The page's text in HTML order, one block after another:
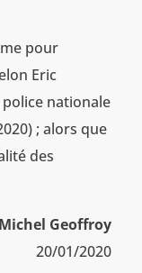
pour
Eric
nationale
; alors que
des
Michel Geoffroy
20/01/2020